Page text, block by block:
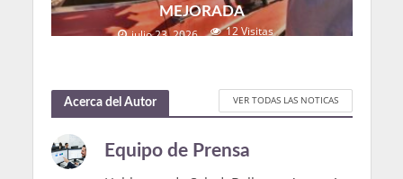
MEJORADA
julio 23, 2026 12 Visitas
Acerca del Autor VER TODAS LAS NOTICAS
Equipo de Prensa